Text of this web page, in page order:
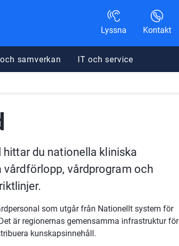
Lyssna Kontakt
samverkan IT och service
du nationella kliniska
vårdprogram och
som utgår från Nationellt system för
är regionernas gemensamma infrastruktur för
kunskapsinnehåll.